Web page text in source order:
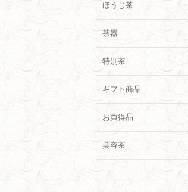
ほうじ茶
茶器
特別茶
ギフト商品
お買得品
美容茶